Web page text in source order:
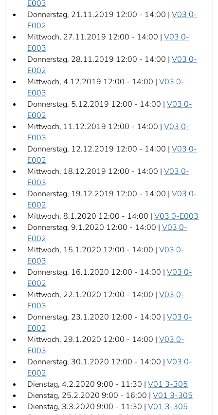
E003
Donnerstag, 21.11.2019 12:00 - 14:00 | V03 0-
E002
Mittwoch, 27.11.2019 12:00 - 14:00 | V03 0-
E003
Donnerstag, 28.11.2019 12:00 - 14:00 | V03 0-
E002
Mittwoch, 4.12.2019 12:00 - 14:00 | V03 0-
E003
Donnerstag, 5.12.2019 12:00 - 14:00 | V03 0-
E002
Mittwoch, 11.12.2019 12:00 - 14:00 | V03 0-
E003
Donnerstag, 12.12.2019 12:00 - 14:00 | V03 0-
E002
Mittwoch, 18.12.2019 12:00 - 14:00 | V03 0-
E003
Donnerstag, 19.12.2019 12:00 - 14:00 | V03 0-
E002
Mittwoch, 8.1.2020 12:00 - 14:00 | V03 0-E003
Donnerstag, 9.1.2020 12:00 - 14:00 | V03 0-
E002
Mittwoch, 15.1.2020 12:00 - 14:00 | V03 0-
E003
Donnerstag, 16.1.2020 12:00 - 14:00 | V03 0-
E002
Mittwoch, 22.1.2020 12:00 - 14:00 | V03 0-
E003
Donnerstag, 23.1.2020 12:00 - 14:00 | V03 0-
E002
Mittwoch, 29.1.2020 12:00 - 14:00 | V03 0-
E003
Donnerstag, 30.1.2020 12:00 - 14:00 | V03 0-
E002
Dienstag, 4.2.2020 9:00 - 11:30 | V01 3-305
Dienstag, 25.2.2020 9:00 - 16:00 | V01 3-305
Dienstag, 3.3.2020 9:00 - 11:30 | V01 3-305